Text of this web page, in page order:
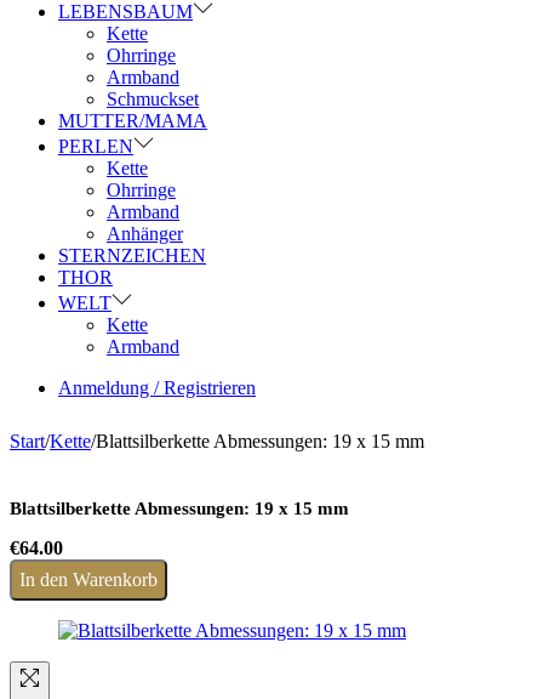
LEBENSBAUM
Kette
Ohrringe
Armband
Schmuckset
MUTTER/MAMA
PERLEN
Kette
Ohrringe
Armband
Anhänger
STERNZEICHEN
THOR
WELT
Kette
Armband
Anmeldung / Registrieren
Start/Kette/Blattsilberkette Abmessungen: 19 x 15 mm
Blattsilberkette Abmessungen: 19 x 15 mm
€64.00
In den Warenkorb